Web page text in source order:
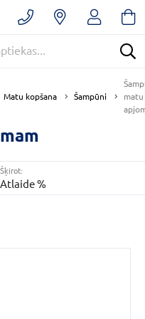
Matu kopšana Šampūni
matu
Šķirot:
Atlaide %